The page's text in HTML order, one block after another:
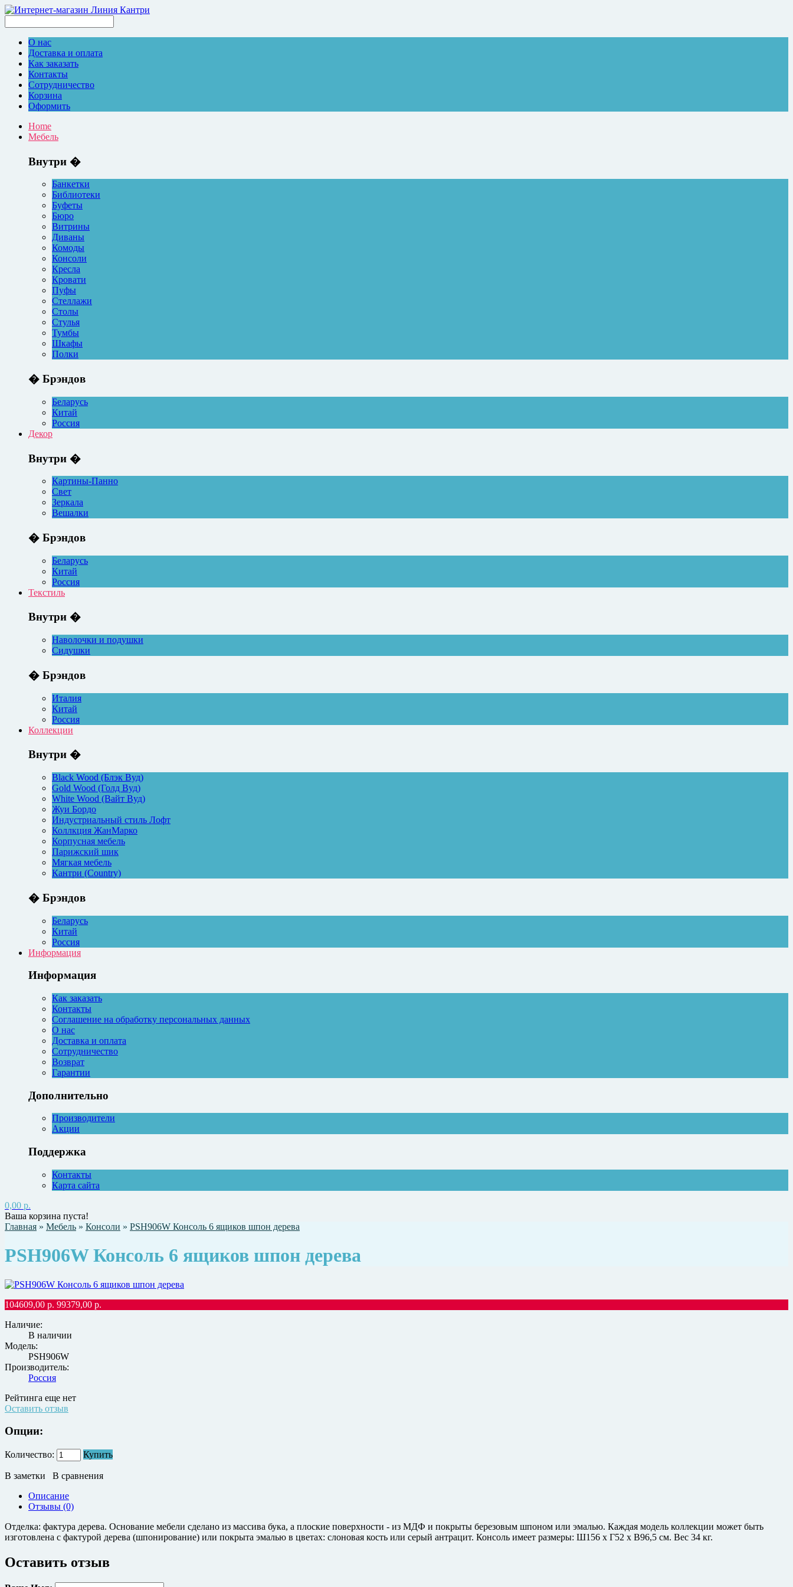
О нас
Доставка и оплата
Как заказать
Контакты
Сотрудничество
Корзина
Оформить
Home
Мебель
Внутри �
Банкетки
Библиотеки
Буфеты
Бюро
Витрины
Диваны
Комоды
Консоли
Кресла
Кровати
Пуфы
Стеллажи
Столы
Стулья
Тумбы
Шкафы
Полки
� Брэндов
Беларусь
Китай
Россия
Декор
Внутри �
Картины-Панно
Свет
Зеркала
Вешалки
� Брэндов
Беларусь
Китай
Россия
Текстиль
Внутри �
Наволочки и подушки
Сидушки
� Брэндов
Италия
Китай
Россия
Коллекции
Внутри �
Black Wood (Блэк Вуд)
Gold Wood (Голд Вуд)
White Wood (Вайт Вуд)
Жуи Бордо
Индустриальный стиль Лофт
Коллкция ЖанМарко
Корпусная мебель
Парижский шик
Мягкая мебель
Кантри (Country)
� Брэндов
Беларусь
Китай
Россия
Информация
Информация
Как заказать
Контакты
Соглашение на обработку персональных данных
О нас
Доставка и оплата
Сотрудничество
Возврат
Гарантии
Дополнительно
Производители
Акции
Поддержка
Контакты
Карта сайта
0,00 р.
Ваша корзина пуста!
Главная » Мебель » Консоли » PSH906W Консоль 6 ящиков шпон дерева
PSH906W Консоль 6 ящиков шпон дерева
104609,00 р. 99379,00 р.
Наличие:
В наличии
Модель:
PSH906W
Производитель:
Россия
Рейтинга еще нет
Оставить отзыв
Опции:
Количество: Купить
В заметки
В сравнения
Описание
Отзывы (0)
Отделка: фактура дерева. Основание мебели сделано из массива бука, а плоские поверхности - из МДФ и покрыты березовым шпоном или эмалью. Каждая модель коллекции может быть
изготовлена с фактурой дерева (шпонирование) или покрыта эмалью в цветах: слоновая кость или серый антрацит. Консоль имеет размеры: Ш156 х Г52 х В96,5 см. Вес 34 кг.
Оставить отзыв